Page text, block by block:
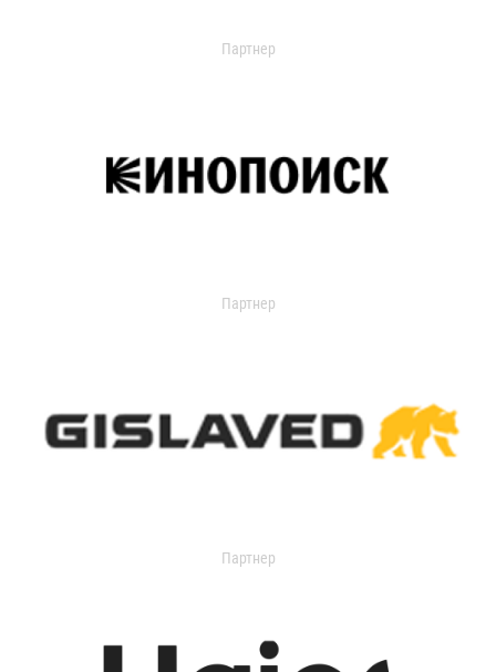
Партнер
Партнер
Партнер